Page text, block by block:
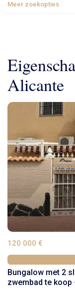
Meer zoekopties
Alicante
120 000 €
Bungalow met 2
zwembad te koop